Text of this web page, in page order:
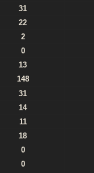
31
22
2
0
13
148
31
14
11
18
0
0